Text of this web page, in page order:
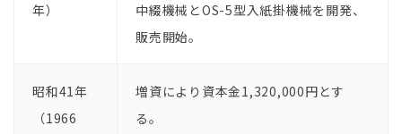
年）
中綴機械とOS-5型⼊紙掛機械を開発、
販売開始。
昭和41年
（1966
増資により資本⾦1,320,000円とす
る。